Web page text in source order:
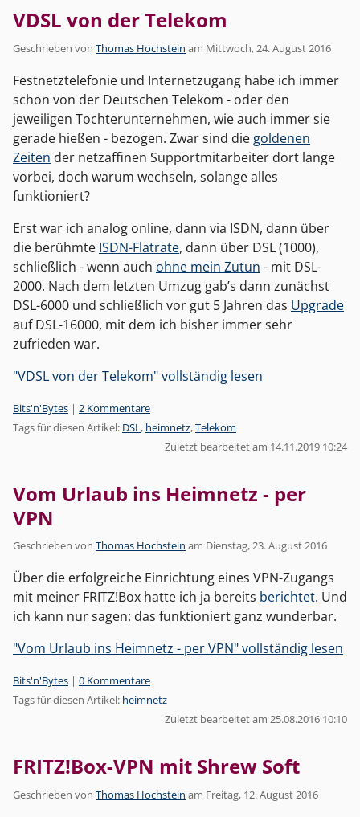
VDSL von der Telekom
Geschrieben von Thomas Hochstein am Mittwoch, 24. August 2016
Festnetztelefonie und Internetzugang habe ich immer
schon von der Deutschen Telekom - oder den
jeweiligen Tochterunternehmen, wie auch immer sie
gerade hießen - bezogen. Zwar sind die goldenen
Zeiten der netzaffinen Supportmitarbeiter dort lange
vorbei, doch warum wechseln, solange alles
funktioniert?
Erst war ich analog online, dann via ISDN, dann über
die berühmte ISDN-Flatrate, dann über DSL (1000),
schließlich - wenn auch ohne mein Zutun - mit DSL-
2000. Nach dem letzten Umzug gab’s dann zunächst
DSL-6000 und schließlich vor gut 5 Jahren das Upgrade
auf DSL-16000, mit dem ich bisher immer sehr
zufrieden war.
"VDSL von der Telekom" vollständig lesen
Kategorien:
Bits'n'Bytes | 2 Kommentare
Tags für diesen Artikel: DSL , heimnetz,Telekom
Zuletzt bearbeitet am 14.11.2019 10:24
Vom Urlaub ins Heimnetz - per
VPN
Geschrieben von Thomas Hochstein am Dienstag, 23. August 2016
Über die erfolgreiche Einrichtung eines VPN-Zugangs
mit meiner FRITZ!Box hatte ich ja bereits berichtet. Und
ich kann nur sagen: das funktioniert ganz wunderbar.
"Vom Urlaub ins Heimnetz - per VPN" vollständig lesen
Kategorien:
Bits'n'Bytes | 0 Kommentare
Tags für diesen Artikel: heimnetz
Zuletzt bearbeitet am 25.08.2016 10:10
FRITZ!Box-VPN mit Shrew Soft
Geschrieben von Thomas Hochstein am Freitag, 12. August 2016